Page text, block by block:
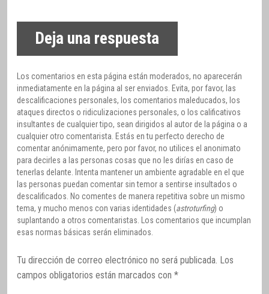
Deja una respuesta
Los comentarios en esta página están moderados, no aparecerán
inmediatamente en la página al ser enviados. Evita, por favor, las
descalificaciones personales, los comentarios maleducados, los
ataques directos o ridiculizaciones personales, o los calificativos
insultantes de cualquier tipo, sean dirigidos al autor de la página o a
cualquier otro comentarista. Estás en tu perfecto derecho de
comentar anónimamente, pero por favor, no utilices el anonimato
para decirles a las personas cosas que no les dirías en caso de
tenerlas delante. Intenta mantener un ambiente agradable en el que
las personas puedan comentar sin temor a sentirse insultados o
descalificados. No comentes de manera repetitiva sobre un mismo
tema, y mucho menos con varias identidades (astroturfing) o
suplantando a otros comentaristas. Los comentarios que incumplan
esas normas básicas serán eliminados.
Tu dirección de correo electrónico no será publicada. Los
campos obligatorios están marcados con *